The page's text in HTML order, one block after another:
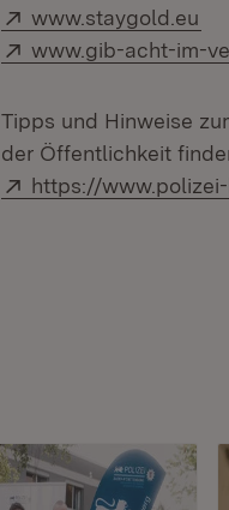
Extern:
www.staygold.eu
Extern:
www.gib-acht-im-
Tipps und Hinweise
der Öffentlichkeit
Extern:
https://